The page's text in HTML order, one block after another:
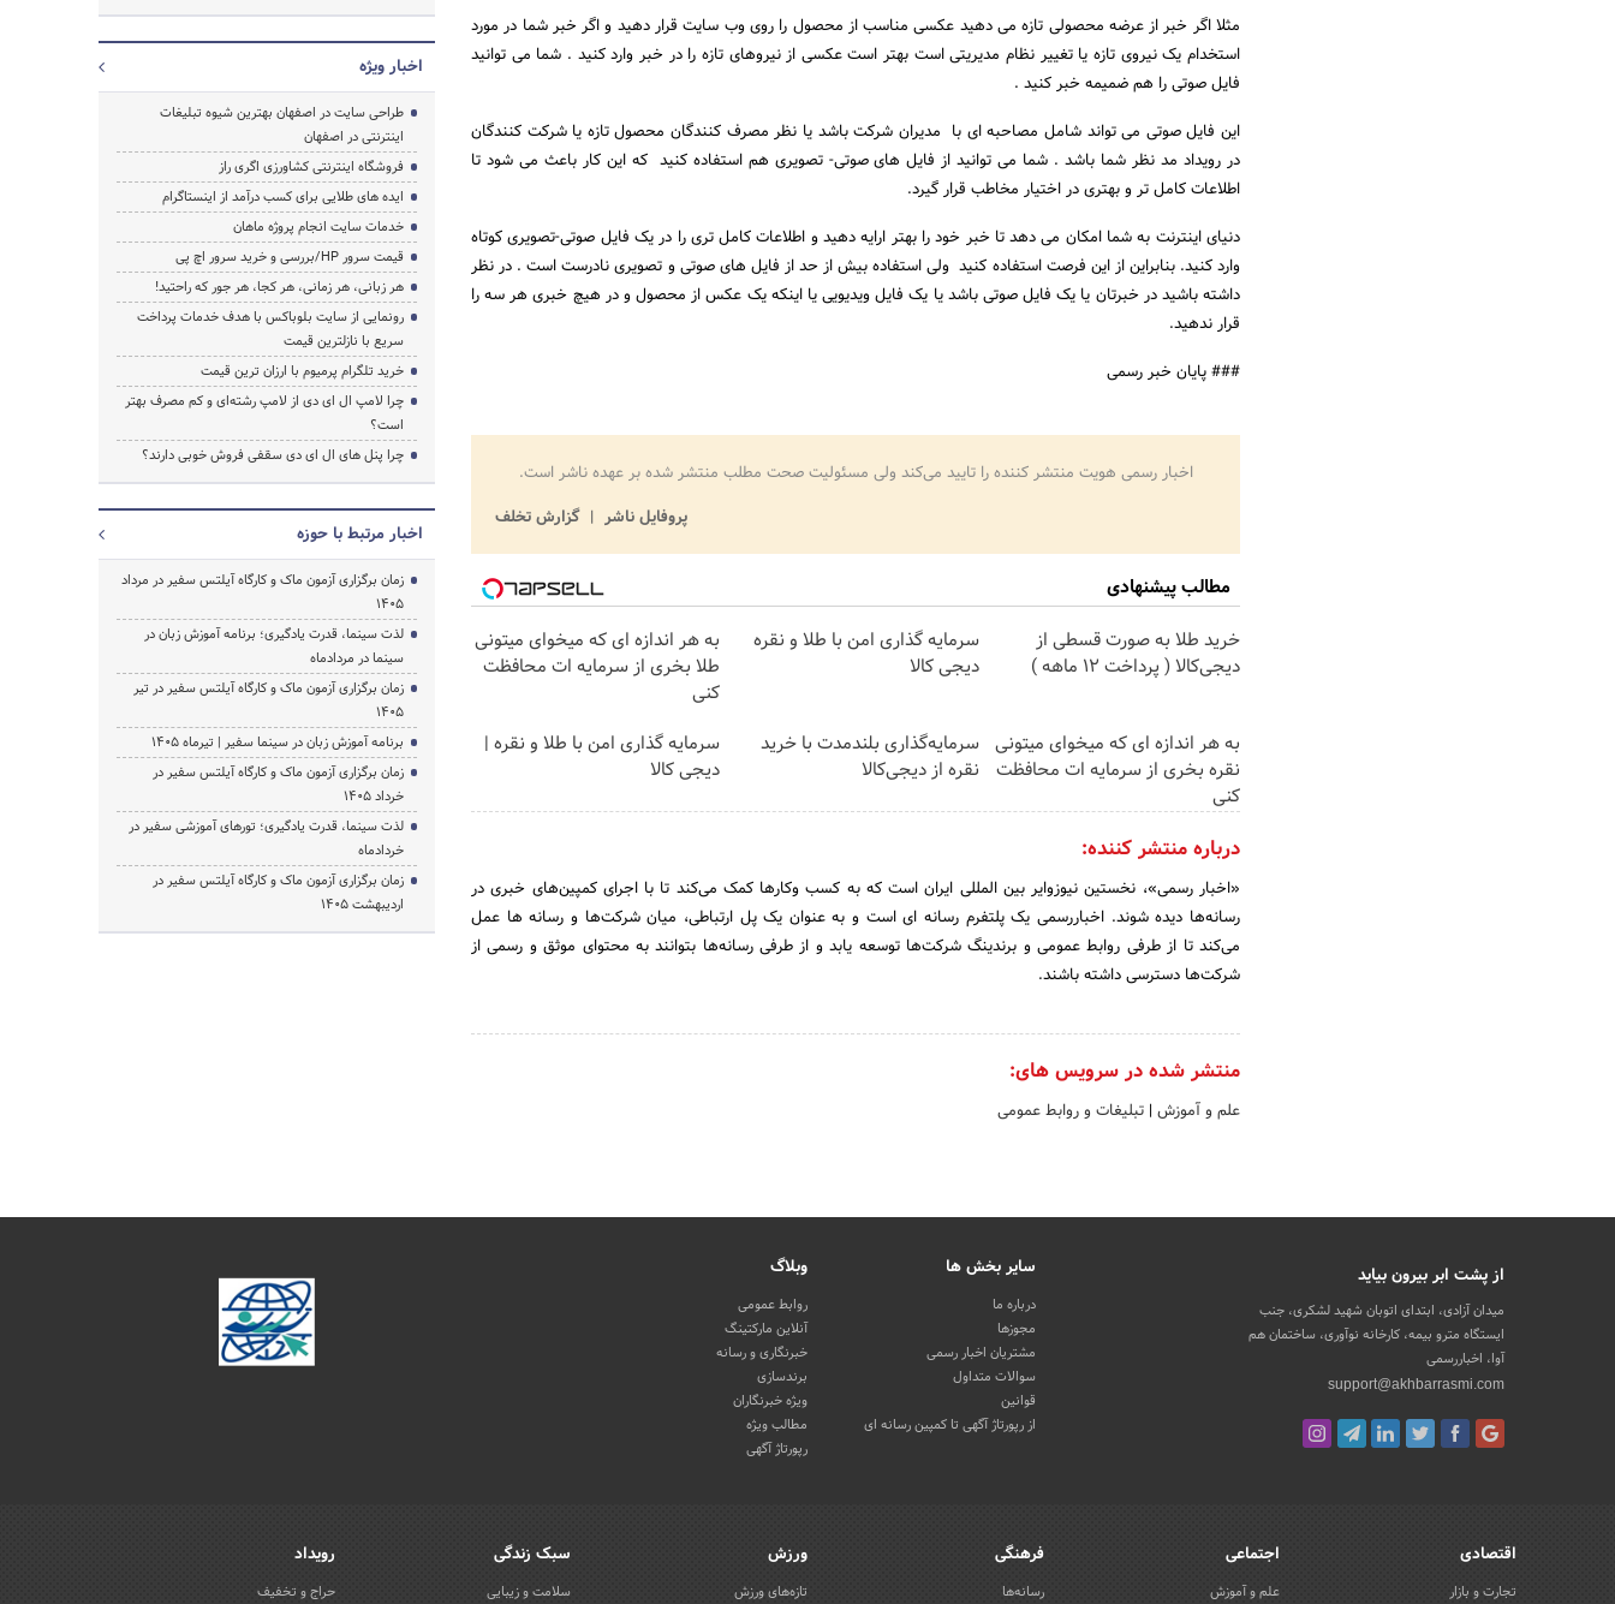
مثلا اگر خبر از عرضه محصولی تازه می دهید عکسی مناسب از محصول را روی وب سایت قرار دهید و اگر خبر شما در مورد
استخدام یک نیروی تازه یا تغییر نظام مدیریتی است بهتر است عکسی از نیروهای تازه را در خبر وارد کنید . شما می توانید
فایل صوتی را هم ضمیمه خبر کنید .
این فایل صوتی می تواند شامل مصاحبه ای با مدیران شرکت باشد یا نظر مصرف کنندگان محصول تازه یا شرکت کنندگان
در رویداد مد نظر شما باشد . شما می توانید از فایل های صوتی- تصویری هم استفاده کنید که این کار باعث می شود تا
اطلاعات کامل تر و بهتری در اختیار مخاطب قرار گیرد.
دنیای اینترنت به شما امکان می دهد تا خبر خود را بهتر ارایه دهید و اطلاعات کامل تری را در یک فایل صوتی-تصویری کوتاه
وارد کنید. بنابراین از این فرصت استفاده کنید ولی استفاده بیش از حد از فایل های صوتی و تصویری نادرست است . در نظر
داشته باشید در خبرتان یا یک فایل صوتی باشد یا یک فایل ویدیویی یا اینکه یک عکس از محصول و در هیچ خبری هر سه را
قرار ندهید.
### پایان خبر رسمی
اخبار رسمی هویت منتشر کننده را تایید می‌کند ولی مسئولیت صحت مطلب منتشر شده بر عهده ناشر است.
پروفایل ناشر
گزارش تخلف
مطالب پیشنهادی
خرید طلا به صورت قسطی از
دیجی‌کالا ( پرداخت 12 ماهه )
سرمایه گذاری امن با طلا و نقره
دیجی کالا
به هر اندازه ای که میخوای میتونی
طلا بخری از سرمایه ات محافظت
کنی
به هر اندازه ای که میخوای میتونی
نقره بخری از سرمایه ات محافظت
کنی
سرمایه‌گذاری بلندمدت با خرید
نقره از دیجی‌کالا
سرمایه گذاری امن با طلا و نقره |
دیجی کالا
درباره منتشر کننده:
«اخبار رسمی»، نخستین نیوزوایر بین المللی ایران است که به کسب وکارها کمک می‌‎کند تا با اجرای کمپین‌های خبری در
رسانه‌ها دیده شوند. اخباررسمی یک پلتفرم رسانه ای است و به عنوان یک پل ارتباطی، میان شرکت‌ها و رسانه ها عمل
می‌کند تا از طرفی روابط عمومی و برندینگ شرکت‌ها توسعه یابد و از طرفی رسانه‌ها بتوانند به محتوای موثق و رسمی از
شرکت‌ها دسترسی داشته باشند.
منتشر شده در سرویس های:
علم و آموزش | تبلیغات و روابط عمومی
اخبار ویژه
طراحی سایت در اصفهان بهترین شیوه تبلیغات
اینترنتی در اصفهان
فروشگاه اینترنتی کشاورزی اگری راز
ایده های طلایی برای کسب درآمد از اینستاگرام
خدمات سایت انجام پروژه ماهان
قیمت سرور HP/بررسی و خرید سرور اچ پی
هر زبانی، هر زمانی، هر کجا، هر جور که راحتید!
رونمایی از سایت بلوباکس با هدف خدمات پرداخت
سریع با نازلترین قیمت
خرید تلگرام پرمیوم با ارزان ترین قیمت
چرا لامپ ال ای دی از لامپ رشته‌ای و کم مصرف بهتر
است؟
چرا پنل های ال ای دی سقفی فروش خوبی دارند؟
اخبار مرتبط با حوزه
زمان برگزاری آزمون ماک و کارگاه آیلتس سفیر در مرداد
1405
لذت سینما، قدرت یادگیری؛ برنامه آموزش زبان در
سینما در مردادماه
زمان برگزاری آزمون ماک و کارگاه آیلتس سفیر در تیر
1405
برنامه آموزش زبان در سینما سفیر | تیرماه ۱۴۰۵
زمان برگزاری آزمون ماک و کارگاه آیلتس سفیر در
خرداد 1405
لذت سینما، قدرت یادگیری؛ تورهای آموزشی سفیر در
خردادماه
زمان برگزاری آزمون ماک و کارگاه آیلتس سفیر در
اردیبهشت 1405
از پشت ابر بیرون بیاید
میدان آزادی، ابتدای اتوبان شهید لشکری، جنب
ایستگاه مترو بیمه، کارخانه نوآوری، ساختمان هم
آوا، اخباررسمی
support@akhbarrasmi.com
سایر بخش ها
درباره ما
مجوزها
مشتریان اخبار رسمی
سوالات متداول
قوانین
از رپورتاژ آگهی تا کمپین رسانه ای
وبلاگ
روابط عمومی
آنلاین مارکتینگ
خبرنگاری و رسانه
برندسازی
ویژه خبرنگاران
مطالب ویژه
رپورتاژ آگهی
اقتصادی
تجارت و بازار
اجتماعی
علم و آموزش
فرهنگی
رسانه‌ها
ورزش
تازه‌های ورزش
سبک زندگی
سلامت و زیبایی
رویداد
حراج و تخفیف